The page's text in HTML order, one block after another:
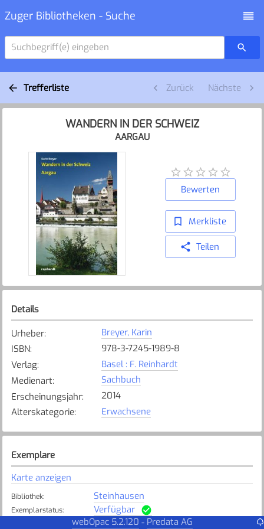
Zuger Bibliotheken - Suche
Suchbegriff(e) eingeben
Trefferliste Zurück Nächste
WANDERN IN DER SCHWEIZ
AARGAU
Bewerten
Merkliste
Teilen
Details
Urheber:
Breyer, Karin
ISBN:
978-3-7245-1989-8
Verlag:
Basel : F. Reinhardt
Medienart:
Sachbuch
Erscheinungsjahr:
2014
Alterskategorie: Erwachsene
Exemplare
Karte anzeigen
Bibliothek: Steinhausen
Exemplarstatus:
Verfügbar
webOpac 5.2.120 - Predata AG